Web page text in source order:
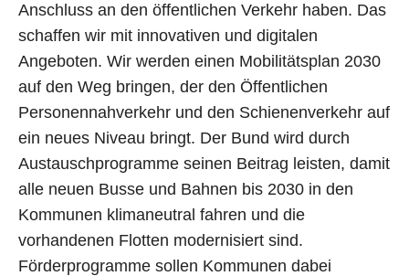
Anschluss an den öffentlichen Verkehr haben. Das
schaffen wir mit innovativen und digitalen
Angeboten. Wir werden einen Mobilitätsplan 2030
auf den Weg bringen, der den Öffentlichen
Personennahverkehr und den Schienenverkehr auf
ein neues Niveau bringt. Der Bund wird durch
Austauschprogramme seinen Beitrag leisten, damit
alle neuen Busse und Bahnen bis 2030 in den
Kommunen klimaneutral fahren und die
vorhandenen Flotten modernisiert sind.
Förderprogramme sollen Kommunen dabei